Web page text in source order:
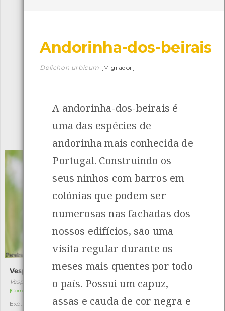
Descarregar a app BioRegisto
Espécies 4839Observações
Vespa-asiática
Vespa velutina
[Comum]
Exótica invasora 6
Ortrétum-dos-ribeiros
Orthetrum coerulescens
Autóctone
Andorinha-dos-beirais
Delichon urbicum [Migrador]
A andorinha-dos-beirais é
uma das espécies de
andorinha mais conhecida de
Portugal. Construindo os
seus ninhos com barros em
colónias que podem ser
numerosas nas fachadas dos
nossos edifícios, são uma
visita regular durante os
meses mais quentes por todo
o país. Possui um capuz,
assas e cauda de cor negra e